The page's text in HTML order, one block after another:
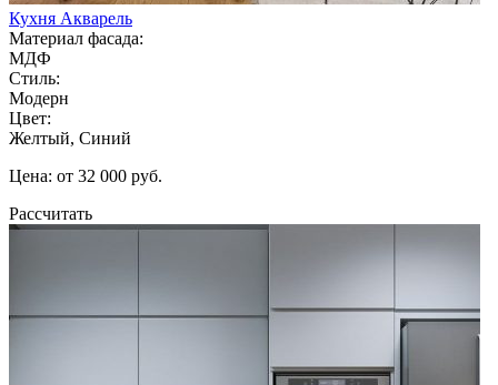
Кухня Акварель
Материал фасада:
МДФ
Стиль:
Модерн
Цвет:
Желтый, Синий
Цена: от 32 000 руб.
Рассчитать